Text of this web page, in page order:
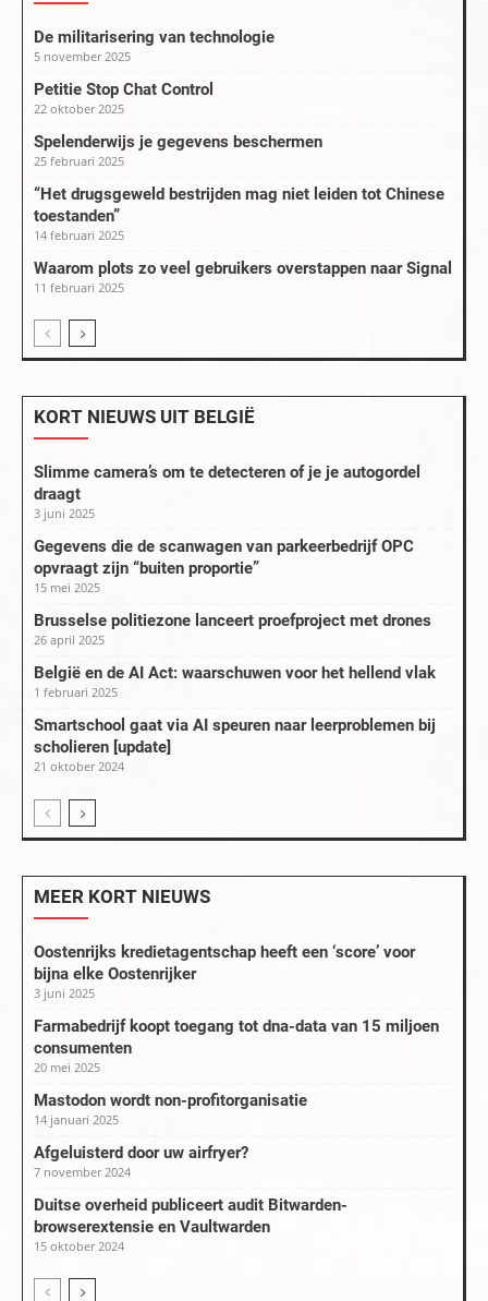
De militarisering van technologie
5 november 2025
Petitie Stop Chat Control
22 oktober 2025
Spelenderwijs je gegevens beschermen
25 februari 2025
“Het drugsgeweld bestrijden mag niet leiden tot Chinese
toestanden”
14 februari 2025
Waarom plots zo veel gebruikers overstappen naar Signal
11 februari 2025
KORT NIEUWS UIT BELGIË
Slimme camera’s om te detecteren of je je autogordel
draagt
3 juni 2025
Gegevens die de scanwagen van parkeerbedrijf OPC
opvraagt zijn “buiten proportie”
15 mei 2025
Brusselse politiezone lanceert proefproject met drones
26 april 2025
België en de AI Act: waarschuwen voor het hellend vlak
1 februari 2025
Smartschool gaat via AI speuren naar leerproblemen bij
scholieren [update]
21 oktober 2024
MEER KORT NIEUWS
Oostenrijks kredietagentschap heeft een ‘score’ voor
bijna elke Oostenrijker
3 juni 2025
Farmabedrijf koopt toegang tot dna-data van 15 miljoen
consumenten
20 mei 2025
Mastodon wordt non-profitorganisatie
14 januari 2025
Afgeluisterd door uw airfryer?
7 november 2024
Duitse overheid publiceert audit Bitwarden-
browserextensie en Vaultwarden
15 oktober 2024